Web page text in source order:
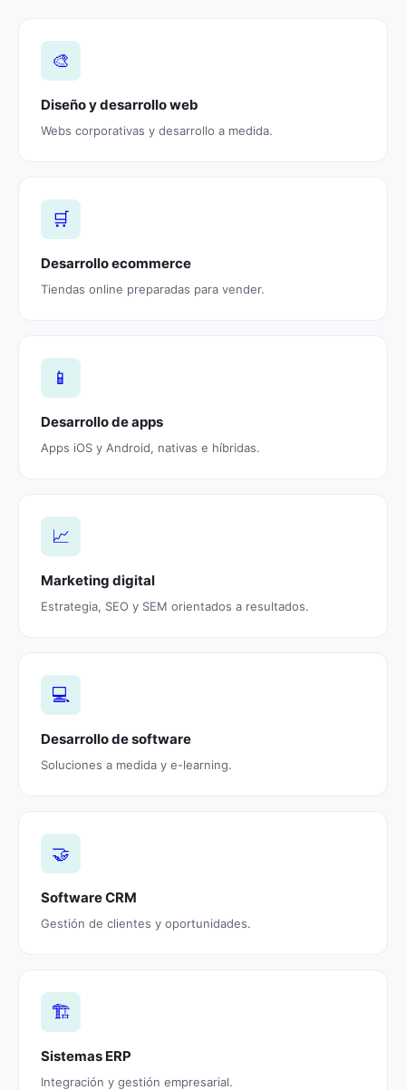
🎨
Diseño y desarrollo web
Webs corporativas y desarrollo a medida.
🛒
Desarrollo ecommerce
Tiendas online preparadas para vender.
📱
Desarrollo de apps
Apps iOS y Android, nativas e híbridas.
📈
Marketing digital
Estrategia, SEO y SEM orientados a resultados.
💻
Desarrollo de software
Soluciones a medida y e-learning.
🤝
Software CRM
Gestión de clientes y oportunidades.
🏗️
Sistemas ERP
Integración y gestión empresarial.